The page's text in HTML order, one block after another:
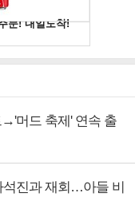
머드 축제' 연속 출
석진과 재회…아들 비